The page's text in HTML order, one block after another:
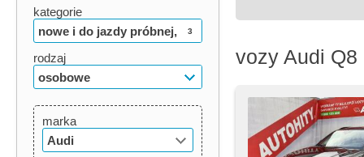
kategorie
nowe i do jazdy próbnej,
używane, oldtimery
3
rodzaj
osobowe
marka
Audi
vozy Audi Q8